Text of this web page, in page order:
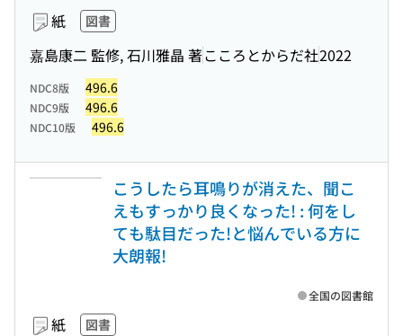
紙 図書
嘉島康二 監修, 石川雅晶 著こころとからだ社2022
NDC8版 496.6
NDC9版 496.6
NDC10版 496.6
こうしたら耳鳴りが消えた、聞こ
えもすっかり良くなった! : 何をし
ても駄目だった!と悩んでいる方に
大朗報!
紙 図書
全国の図書館